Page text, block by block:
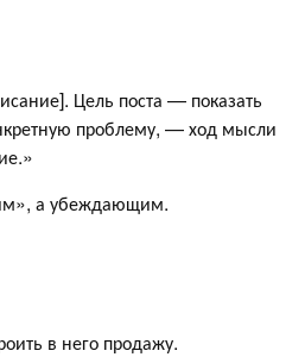
Цель поста — показать
проблему, — ход мысли
а убеждающим.
в него продажу.